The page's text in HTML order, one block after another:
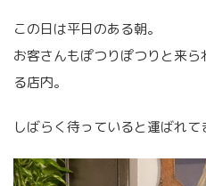
この日は平日のある朝。
お客さんもぽつりぽつりと来
る店内。
しばらく待っていると運ばれて